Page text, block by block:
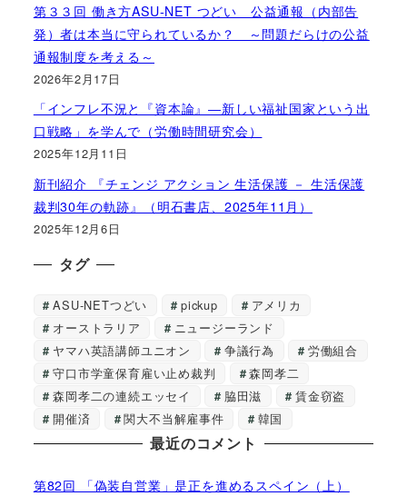
第３３回 働き方ASU-NET つどい 公益通報（内部告
発）者は本当に守られているか？ ～問題だらけの公益
通報制度を考える～
2026年2月17日
「インフレ不況と『資本論』―新しい福祉国家という出
口戦略」を学んで（労働時間研究会）
2025年12月11日
新刊紹介 『チェンジ アクション 生活保護 － 生活保護
裁判30年の軌跡』（明石書店、2025年11月）
2025年12月6日
タグ
ASU-NETつどい pickup
アメリカ
オーストラリア
ニュージーランド
ヤマハ英語講師ユニオン
争議行為
労働組合
守口市学童保育雇い止め裁判
森岡孝二
森岡孝二の連続エッセイ
脇田滋
賃金窃盗
開催済
関大不当解雇事件 韓国
最近のコメント
第82回 「偽装自営業」是正を進めるスペイン（上）